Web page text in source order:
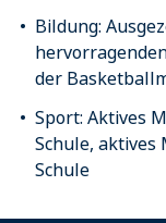
Bildung:
der
Sport: Aktives
Schule,
Schule